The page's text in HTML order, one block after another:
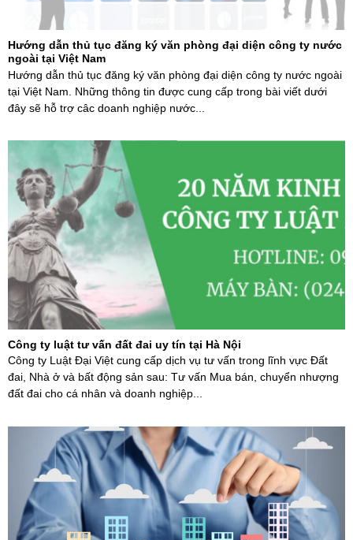
Hướng dẫn thủ tục đăng ký văn phòng đại diện công ty nước
ngoài tại Việt Nam
Hướng dẫn thủ tục đăng ký văn phòng đại diện công ty nước ngoài
tại Việt Nam. Những thông tin được cung cấp trong bài viết dưới
đây sẽ hỗ trợ câc doanh nghiệp nước...
Công ty luật tư vấn đất đai uy tín tại Hà Nội
Công ty Luật Đại Việt cung cấp dịch vụ tư vấn trong lĩnh vực Đất
đai, Nhà ở và bất động sản sau: Tư vấn Mua bán, chuyển nhượng
đất đai cho cá nhân và doanh nghiệp...